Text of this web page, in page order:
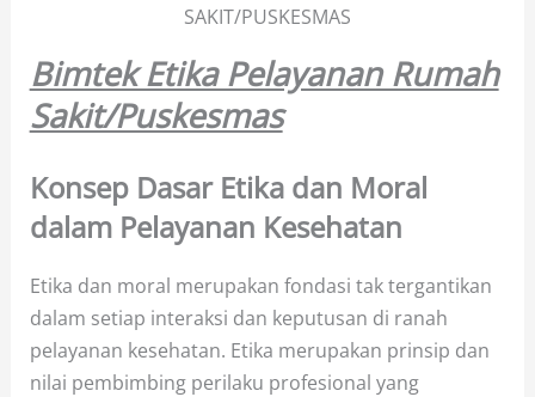
SAKIT/PUSKESMAS
Bimtek Etika Pelayanan Rumah
Sakit/Puskesmas
Konsep Dasar Etika dan Moral
dalam Pelayanan Kesehatan
Etika dan moral merupakan fondasi tak tergantikan
dalam setiap interaksi dan keputusan di ranah
pelayanan kesehatan. Etika merupakan prinsip dan
nilai pembimbing perilaku profesional yang